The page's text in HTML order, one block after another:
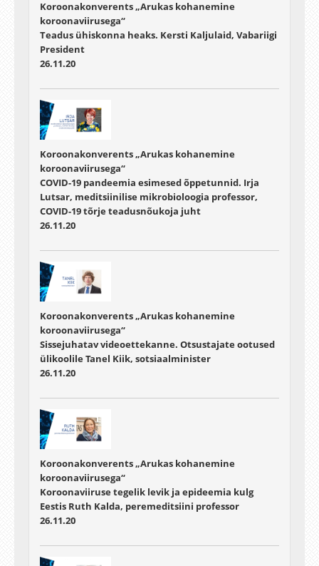
Koroonakonverents „Arukas kohanemine
koroonaviirusega“
Teadus ühiskonna heaks. Kersti Kaljulaid, Vabariigi
President
26.11.20
Koroonakonverents „Arukas kohanemine
koroonaviirusega“
COVID-19 pandeemia esimesed õppetunnid. Irja
Lutsar, meditsiinilise mikrobioloogia professor,
COVID-19 tõrje teadusnõukoja juht
26.11.20
Koroonakonverents „Arukas kohanemine
koroonaviirusega“
Sissejuhatav videoettekanne. Otsustajate ootused
ülikoolile Tanel Kiik, sotsiaalminister
26.11.20
Koroonakonverents „Arukas kohanemine
koroonaviirusega“
Koroonaviiruse tegelik levik ja epideemia kulg
Eestis Ruth Kalda, peremeditsiini professor
26.11.20